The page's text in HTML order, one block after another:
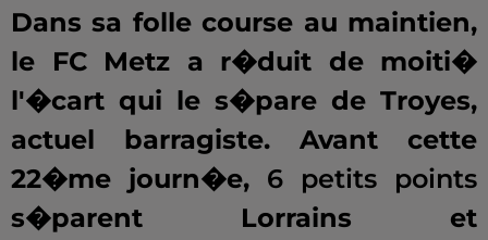
Dans sa folle course au maintien,
le FC Metz a r�duit de moiti�
l'�cart qui le s�pare de Troyes,
actuel barragiste. Avant cette
22�me journ�e, 6 petits points
s�parent Lorrains et